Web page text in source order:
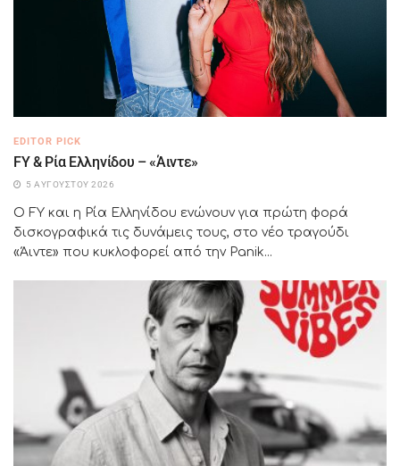
EDITOR PICK
FY & Ρία Ελληνίδου – «Άιντε»
5 ΑΥΓΟΎΣΤΟΥ 2026
Ο FY και η Ρία Ελληνίδου ενώνουν για πρώτη φορά
δισκογραφικά τις δυνάμεις τους, στο νέο τραγούδι
«Άιντε» που κυκλοφορεί από την Panik...